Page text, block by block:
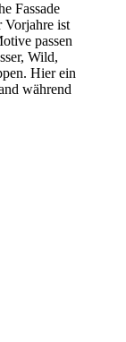
Fassade
Vorjahre ist
passen
Wild,
Hier ein
während